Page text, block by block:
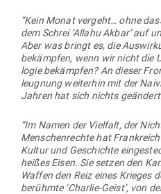
“Kein Monat vergeht… ohne
dem Schrei ‘Allahu Akbar’ auf
Aber was bringt es, die
bekämpfen, wenn wir nicht die
logie bekämpfen? An dieser
leugnung wei­terhin mit der
Jahren hat sich nichts
“Im Namen der Vielfalt, der
Men­schen­rechte hat
Kultur und Geschichte
heißes Eisen. Sie setzen den
Waffen den Reiz eines Krieges
berühmte ‘Charlie-Geist’, von